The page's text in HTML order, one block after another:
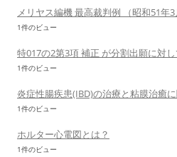
メリヤス編機 最高裁判例 （昭和51年3
1件のビュー
特017の2第3項 補正 が分割出願に対
1件のビュー
炎症性腸疾患(IBD)の治療と粘膜治癒
1件のビュー
ホルター心電図とは？
1件のビュー